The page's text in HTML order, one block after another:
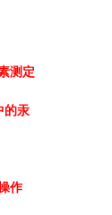
测定
的汞
作